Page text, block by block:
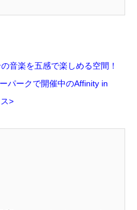
音楽を五感で楽しめる空間！
パークで開催中のAffinity in
>